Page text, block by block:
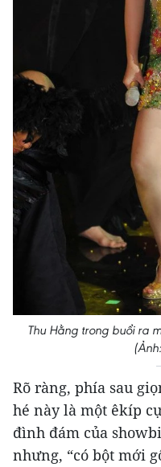
Thu Hằng trong buổi ra
Rõ ràng, phía sau
hé này là một êkíp
đình đám của
nhưng, “có bột mới